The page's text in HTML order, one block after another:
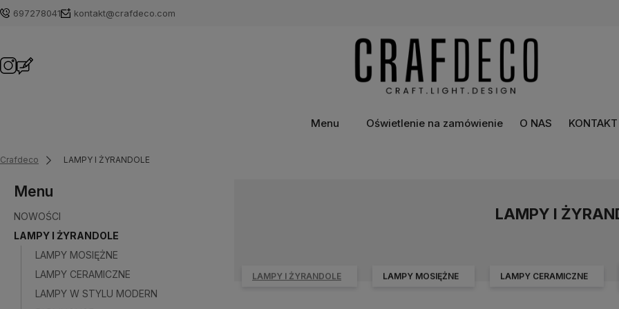
697278041 kontakt@crafdeco.com
Menu Oświetlenie na zamówienie O NAS KONTAKT
Crafdeco LAMPY I ŻYRANDOLE
Menu
NOWOŚCI
LAMPY I ŻYRANDOLE
LAMPY MOSIĘŻNE
LAMPY CERAMICZNE
LAMPY W STYLU MODERN
LAMPY I
LAMPY I ŻYRANDOLE LAMPY MOSIĘŻNE LAMPY CERAMICZNE